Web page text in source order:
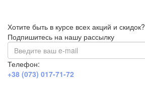
Хотите быть в курсе всех акций и скидок?
Подпишитесь на нашу рассылку
Телефон:
+38 (073) 017-71-72